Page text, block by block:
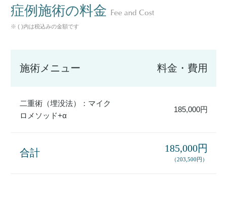
症例施術の料金 Fee and Cost
※ ( )内は税込みの金額です
施術メニュー 料金・費用
二重術（埋没法）：マイク
ロメソッド+α
185,000円
合計 185,000円
（203,500円）